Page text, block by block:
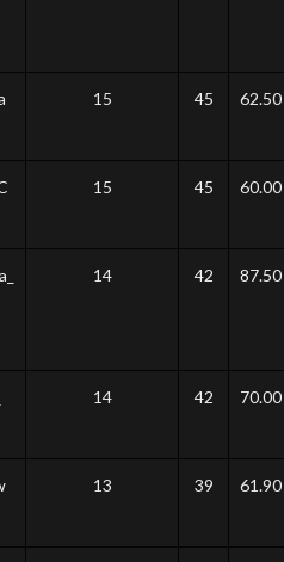
15 45 62.50
15 45 60.00
14 42 87.50
14 42 70.00
13 39 61.90